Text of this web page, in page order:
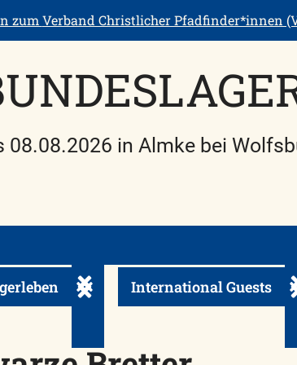
zum Verband Christlicher Pfadfinder*innen
08.08.2026 in Almke bei
ausklappenUntermenü ein-/ausklappen
International Guests